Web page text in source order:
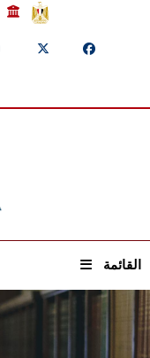
القائمة